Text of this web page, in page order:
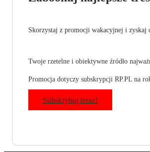
Skorzystaj z promocji wakacyjnej i zyskaj
Twoje rzetelne i obiektywne źródło
Promocja dotyczy subskrypcji RP.PL na
Subskrybuj teraz!